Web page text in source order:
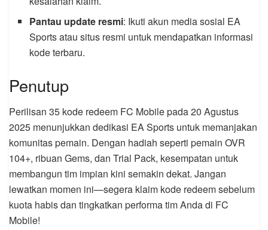
Pantau update resmi: Ikuti akun media sosial EA
Sports atau situs resmi untuk mendapatkan informasi
kode terbaru.
Penutup
Perilisan 35 kode redeem FC Mobile pada 20 Agustus
2025 menunjukkan dedikasi EA Sports untuk memanjakan
komunitas pemain. Dengan hadiah seperti pemain OVR
104+, ribuan Gems, dan Trial Pack, kesempatan untuk
membangun tim impian kini semakin dekat. Jangan
lewatkan momen ini—segera klaim kode redeem sebelum
kuota habis dan tingkatkan performa tim Anda di FC
Mobile!